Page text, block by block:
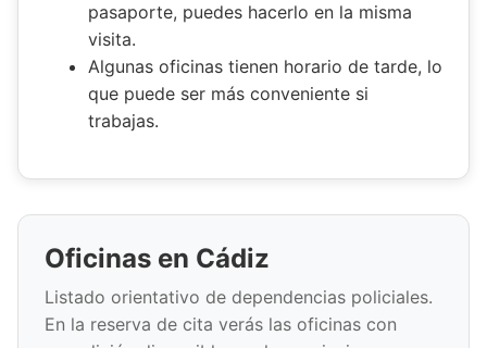
pasaporte, puedes hacerlo en la misma
visita.
Algunas oficinas tienen horario de tarde, lo
que puede ser más conveniente si
trabajas.
Oficinas en Cádiz
Listado orientativo de dependencias policiales.
En la reserva de cita verás las oficinas con